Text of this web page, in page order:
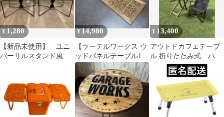
山
ル アウトドアテーブル
スリム 木製 クッション
収納袋付 天然木 プレー
ト キャンプテーブル ウ
ッドテーブル
¥1,280
【新品未使用】 ユニ
バーサルスタンド風
¥14,980
【ラーテルワークス ウ
ッドパネルテーブル120
用】ウォールナット 組
子天板 1枚
¥ 13,400
アウトドカフェテーブ
ル 折りたたみ式 ハン
ドメイド レトロ ア
イロン台 オシャレ